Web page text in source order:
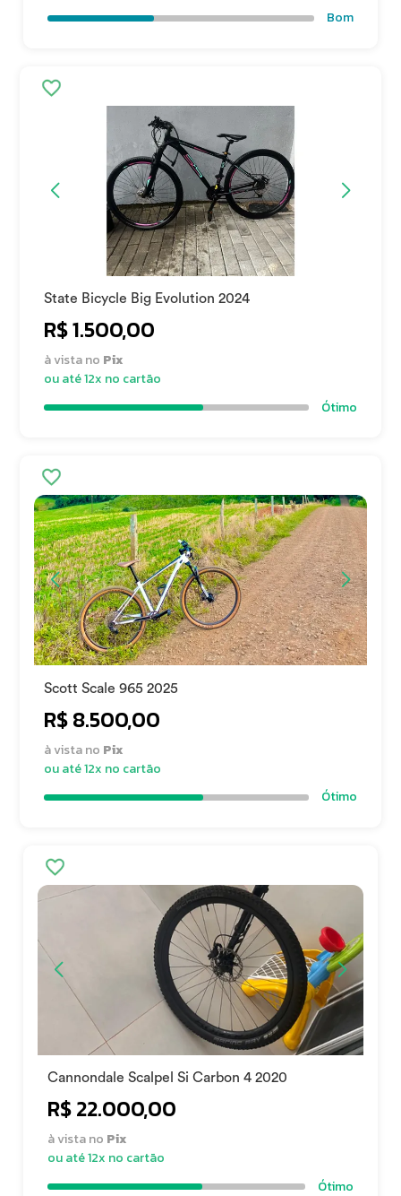
Bom
State Bicycle Big Evolution 2024
R$ 1.500,00
à vista no Pix
ou até 12x no cartão
Ótimo
Scott Scale 965 2025
R$ 8.500,00
à vista no Pix
ou até 12x no cartão
Ótimo
Cannondale Scalpel Si Carbon 4 2020
R$ 22.000,00
à vista no Pix
ou até 12x no cartão
Ótimo